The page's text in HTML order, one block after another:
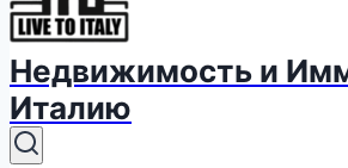
Недвижимость и
Италию